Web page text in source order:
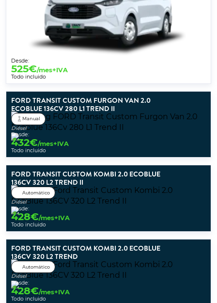
Desde:
525€/mes+IVA
Todo incluido
FORD TRANSIT CUSTOM FURGON VAN 2.0
ECOBLUE 136CV 280 L1 TREND II
Manual
Diésel
Desde:
432€/mes+IVA
Todo incluido
FORD TRANSIT CUSTOM KOMBI 2.0 ECOBLUE
136CV 320 L2 TREND II
Automático
Diésel
Desde:
428€/mes+IVA
Todo incluido
FORD TRANSIT CUSTOM KOMBI 2.0 ECOBLUE
136CV 320 L2 TREND
Automático
Diésel
Desde:
428€/mes+IVA
Todo incluido